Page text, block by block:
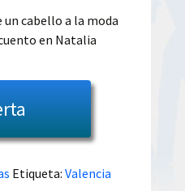
precio
actual
es:
39.00€.
un cabello a la moda
en Natalia
Etiqueta:Valencia